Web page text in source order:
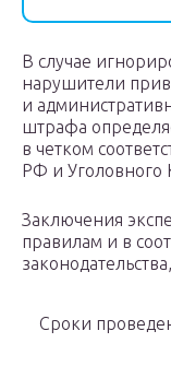
В случае
нарушители
и
штрафа
в четком
РФ и Уголовного
Заключения
правилам и в
Сроки